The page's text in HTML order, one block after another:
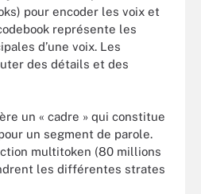
pour encoder les voix et
représente les
d’une voix. Les
des détails et des
un « cadre » qui constitue
un segment de parole.
multitoken (80 millions
les différentes strates